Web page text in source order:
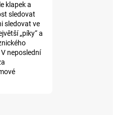
klapek a
sledovat
sledovat ve
„píky“ a
neposlední